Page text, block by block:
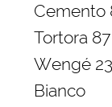
Cemento
Tortora 87
Wengé 23
Bianco